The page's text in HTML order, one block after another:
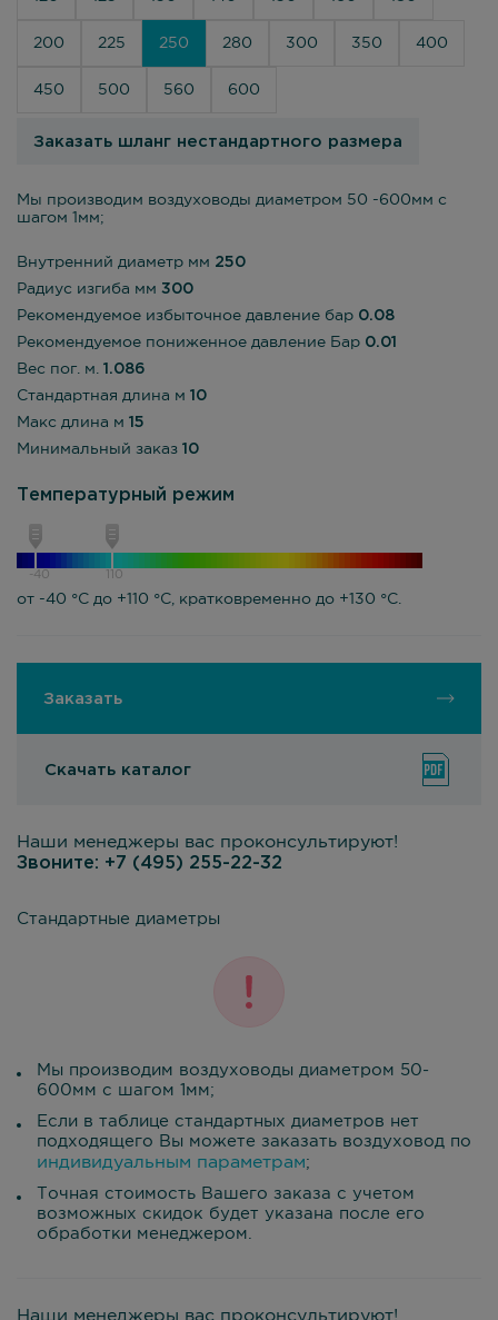
200 225 250 280 300 350 400
450 500 560 600
Заказать шланг нестандартного размера
Мы производим воздуховоды диаметром 50 -600мм с
шагом 1мм;
Внутренний диаметр мм 250
Радиус изгиба мм 300
Рекомендуемое избыточное давление бар 0.08
Рекомендуемое пониженное давление Бар 0.01
Вес пог. м. 1.086
Стандартная длина м 10
Макс длина м 15
Минимальный заказ 10
Температурный режим
-40 110
от -40 °С до +110 °С, кратковременно до +130 °С.
Заказать
Скачать каталог
Наши менеджеры вас проконсультируют!
Звоните: +7 (495) 255-22-32
Стандартные диаметры
Мы производим воздуховоды диаметром 50-
600мм с шагом 1мм;
Если в таблице стандартных диаметров нет
подходящего Вы можете заказать воздуховод по
индивидуальным параметрам;
Точная стоимость Вашего заказа с учетом
возможных скидок будет указана после его
обработки менеджером.
Наши менеджеры вас проконсультируют!